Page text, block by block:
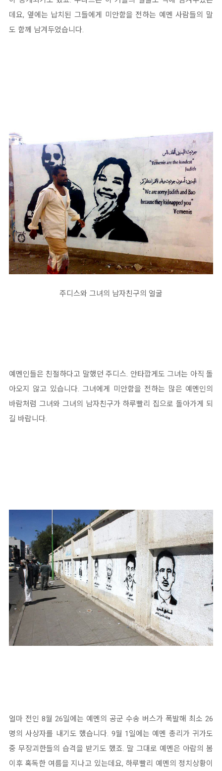
데요, 옆에는 납치된 그들에게 미안함을 전하는 예멘 사람들의 말
도 함께 남겨두었습니다.
주디스와 그녀의 남자친구의 얼굴
예멘인들은 친절하다고 말했던 주디스. 안타깝게도 그녀는 아직 돌
아오지 않고 있습니다. 그녀에게 미안함을 전하는 많은 예멘인의
바람처럼 그녀와 그녀의 남자친구가 하루빨리 집으로 돌아가게 되
길 바랍니다.
얼마 전인 8월 26일에는 예멘의 공군 수송 버스가 폭발해 최소 26
명의 사상자를 내기도 했습니다. 9월 1일에는 예멘 총리가 귀가도
중 무장괴한들의 습격을 받기도 했죠. 말 그대로 예멘은 아랍의 봄
이후 혹독한 여름을 지나고 있는데요, 하루빨리 예멘의 정치상황이